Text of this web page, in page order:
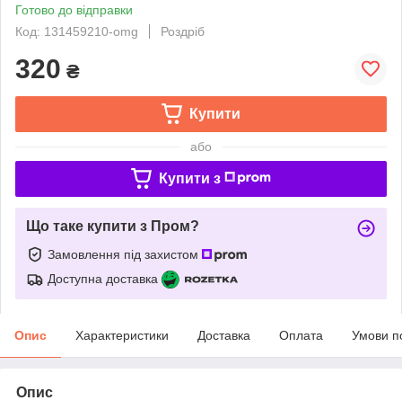
Готово до відправки
Код: 131459210-omg
Роздріб
320 ₴
Купити
або
Купити з
Що таке купити з Пром?
Замовлення під захистом
Доступна доставка
Опис Характеристики Доставка Оплата Умови
Опис